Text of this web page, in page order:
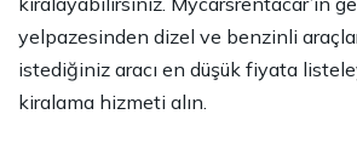
yelpazesinden dizel ve benzinli
istediğiniz aracı en düşük fiyata
kiralama hizmeti alın.